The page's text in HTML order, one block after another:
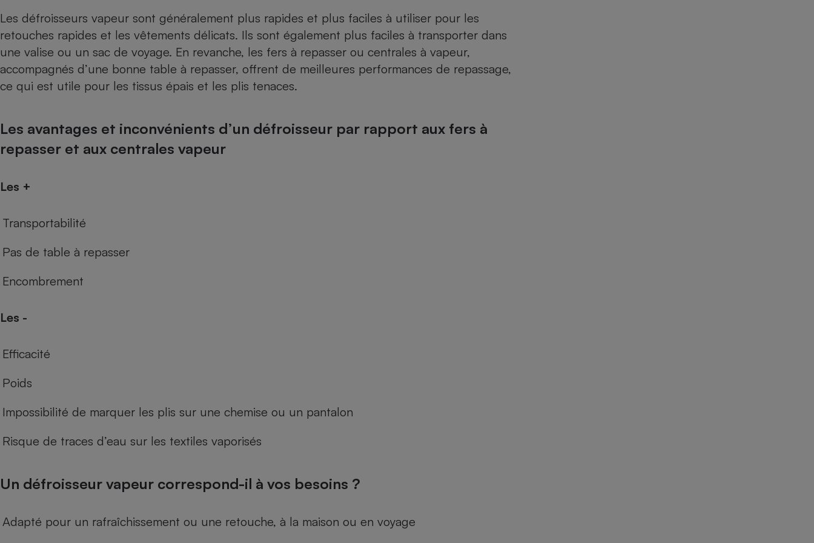
Les défroisseurs vapeur sont généralement plus rapides et plus faciles à utiliser pour les
retouches rapides et les vêtements délicats. Ils sont également plus faciles à transporter dans
une valise ou un sac de voyage. En revanche, les fers à repasser ou centrales à vapeur,
accompagnés d’une bonne table à repasser, offrent de meilleures performances de repassage,
ce qui est utile pour les tissus épais et les plis tenaces.
Les avantages et inconvénients d’un défroisseur par rapport aux fers à
repasser et aux centrales vapeur
Les +
Transportabilité
Pas de table à repasser
Encombrement
Les -
Efficacité
Poids
Impossibilité de marquer les plis sur une chemise ou un pantalon
Risque de traces d’eau sur les textiles vaporisés
Un défroisseur vapeur correspond-il à vos besoins ?
Adapté pour un rafraîchissement ou une retouche, à la maison ou en voyage